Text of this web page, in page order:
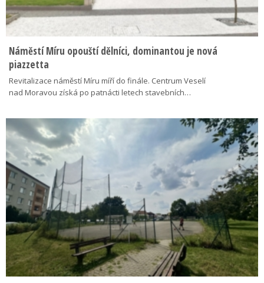
Náměstí Míru opouští dělníci, dominantou je nová
piazzetta
Revitalizace náměstí Míru míří do finále. Centrum Veselí
nad Moravou získá po patnácti letech stavebních…